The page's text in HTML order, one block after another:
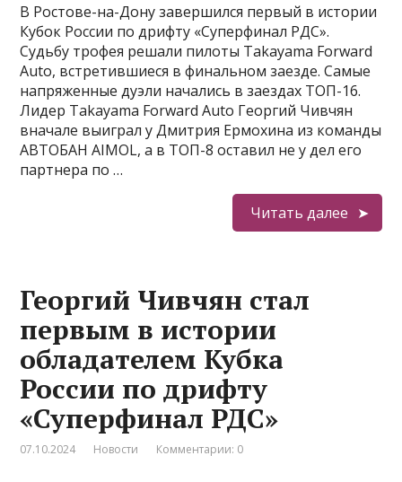
В Ростове-на-Дону завершился первый в истории
Кубок России по дрифту «Суперфинал РДС».
Судьбу трофея решали пилоты Takayama Forward
Auto, встретившиеся в финальном заезде. Самые
напряженные дуэли начались в заездах ТОП-16.
Лидер Takayama Forward Auto Георгий Чивчян
вначале выиграл у Дмитрия Ермохина из команды
АВТОБАН AIMOL, а в ТОП-8 оставил не у дел его
партнера по …
Читать далее
Георгий Чивчян стал
первым в истории
обладателем Кубка
России по дрифту
«Суперфинал РДС»
07.10.2024 Новости Комментарии: 0